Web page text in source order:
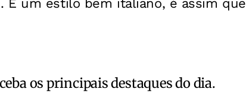
É um estilo bem italiano, é assim que
os principais destaques do dia.